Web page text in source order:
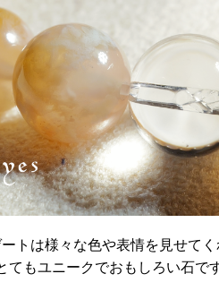
トは様々な色や表情を見せてく
てもユニークでおもしろい石で